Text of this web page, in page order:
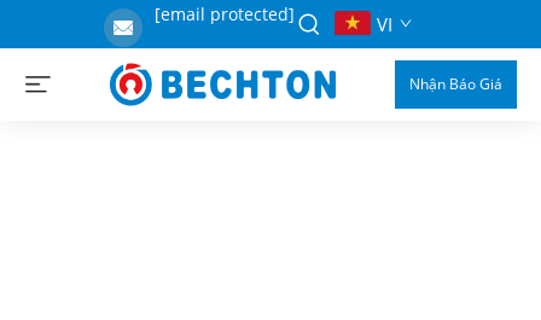
[email protected] VI
Nhận Báo Giá